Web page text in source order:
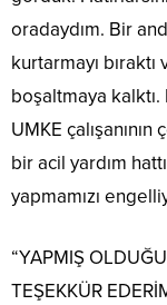
oradaydım. Bir
kurtarmayı
boşaltmaya
UMKE
bir acil yardım
yapmamızı
“YAPMIŞ
TEŞEKKÜR